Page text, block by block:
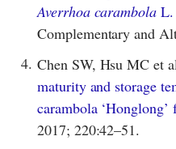
Averrhoa carambola L.
Complementary and
4. Chen SW, Hsu MC et
maturity and storage
carambola ‘Honglong’
2017; 220:42–51.